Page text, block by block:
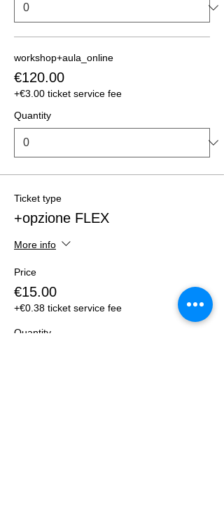
workshop+aula_online
€120.00
+€3.00 ticket service fee
Quantity
Ticket type
+opzione FLEX
More info
Price
€15.00
+€0.38 ticket service fee
Quantity